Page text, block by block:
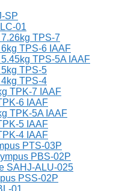
SP
01
TPS-7
TPS-6 IAAF
TPS-5A IAAF
TPS-5
TPS-4
TPK-7 IAAF
6 IAAF
TPK-5A IAAF
5 IAAF
4 IAAF
PTS-03P
PBS-02P
SAHJ-ALU-025
PSS-02P
01